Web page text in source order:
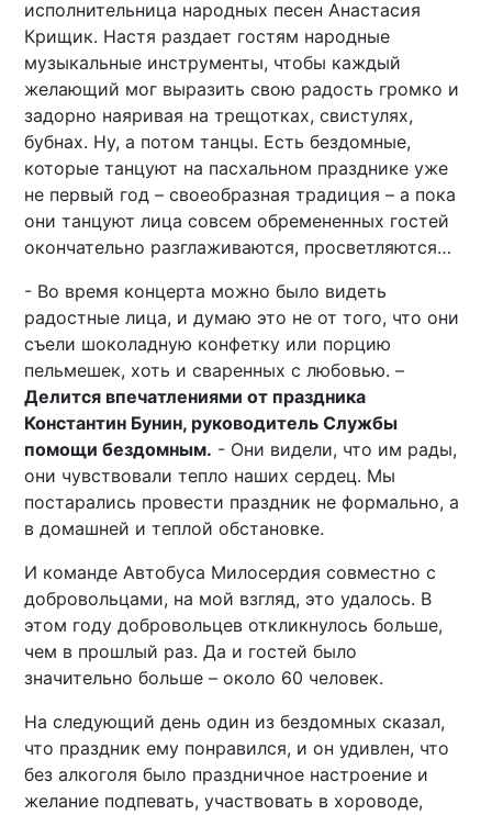
исполнительница народных песен Анастасия
Крищик. Настя раздает гостям народные
музыкальные инструменты, чтобы каждый
желающий мог выразить свою радость громко и
задорно наяривая на трещотках, свистулях,
бубнах. Ну, а потом танцы. Есть бездомные,
которые танцуют на пасхальном празднике уже
не первый год – своеобразная традиция – а пока
они танцуют лица совсем обремененных гостей
окончательно разглаживаются, просветляются…
- Во время концерта можно было видеть
радостные лица, и думаю это не от того, что они
съели шоколадную конфетку или порцию
пельмешек, хоть и сваренных с любовью. –
Делится впечатлениями от праздника
Константин Бунин, руководитель Службы
помощи бездомным. - Они видели, что им рады,
они чувствовали тепло наших сердец. Мы
постарались провести праздник не формально, а
в домашней и теплой обстановке.
И команде Автобуса Милосердия совместно с
добровольцами, на мой взгляд, это удалось. В
этом году добровольцев откликнулось больше,
чем в прошлый раз. Да и гостей было
значительно больше – около 60 человек.
На следующий день один из бездомных сказал,
что праздник ему понравился, и он удивлен, что
без алкоголя было праздничное настроение и
желание подпевать, участвовать в хороводе,